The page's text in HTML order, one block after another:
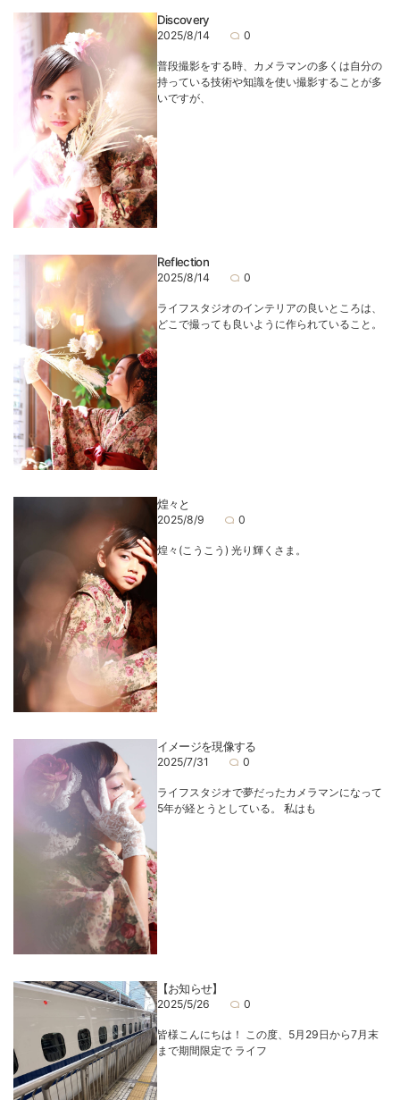
Discovery
2025/8/14 0
普段撮影をする時、カメラマンの多くは自分の
持っている技術や知識を使い撮影することが多
いですが、
Reflection
2025/8/14 0
ライフスタジオのインテリアの良いところは、
どこで撮っても良いように作られていること。
煌々と
2025/8/9 0
煌々(こうこう) 光り輝くさま。
イメージを現像する
2025/7/31 0
ライフスタジオで夢だったカメラマンになって
5年が経とうとしている。 私はも
【お知らせ】
2025/5/26 0
皆様こんにちは！ この度、5月29日から7月末
まで期間限定で ライフ